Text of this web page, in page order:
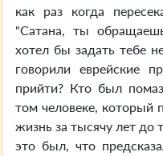
как раз когда
"Сатана, ты
хотел бы задать тебе
говорили еврейские
прийти? Кто был
том человеке, который
жизнь за тысячу лет до
это был, что